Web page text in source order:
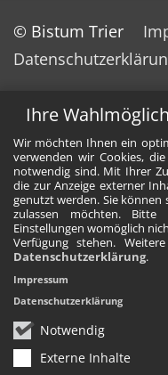
Ihre
Wir möchten Ihnen ein
verwenden wir Cookies,
notwendig sind. Mit Ihrer
die zur Anzeige externer
genutzt werden. Sie können
zulassen möchten.
Einstellungen womöglich
Verfügung stehen.
Datenschutzerklärung.
Notwendig
Externe Inhalte
Impressum
Datenschutzerklärung
© Bistum Trier